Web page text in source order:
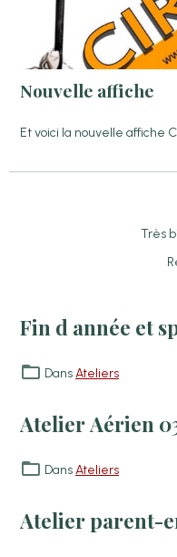
Nouvelle affiche
Et voici la nouvelle affiche
Très
Fin d année et
DansAteliers
Atelier Aérien
DansAteliers
Atelier parent-